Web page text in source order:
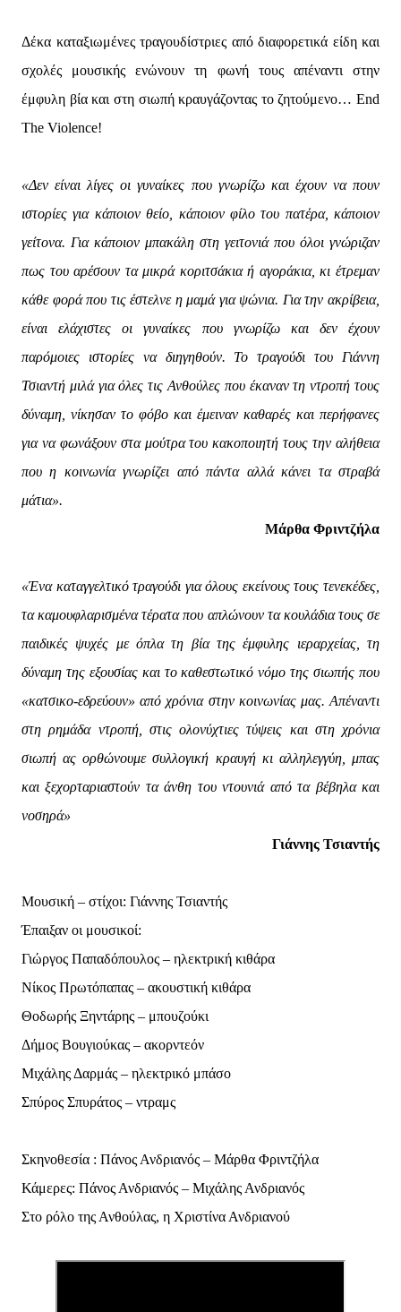
Δέκα καταξιωμένες τραγουδίστριες από διαφορετικά είδη και
σχολές μουσικής ενώνουν τη φωνή τους απέναντι στην
έμφυλη βία και στη σιωπή κραυγάζοντας το ζητούμενο… End
The Violence!
«Δεν είναι λίγες οι γυναίκες που γνωρίζω και έχουν να πουν
ιστορίες για κάποιον θείο, κάποιον φίλο του πατέρα, κάποιον
γείτονα. Για κάποιον μπακάλη στη γειτονιά που όλοι γνώριζαν
πως του αρέσουν τα μικρά κοριτσάκια ή αγοράκια, κι έτρεμαν
κάθε φορά που τις έστελνε η μαμά για ψώνια. Για την ακρίβεια,
είναι ελάχιστες οι γυναίκες που γνωρίζω και δεν έχουν
παρόμοιες ιστορίες να διηγηθούν. Το τραγούδι του Γιάννη
Τσιαντή μιλά για όλες τις Ανθούλες που έκαναν τη ντροπή τους
δύναμη, νίκησαν το φόβο και έμειναν καθαρές και περήφανες
για να φωνάξουν στα μούτρα του κακοποιητή τους την αλήθεια
που η κοινωνία γνωρίζει από πάντα αλλά κάνει τα στραβά
μάτια».
Μάρθα Φριντζήλα
«Ένα καταγγελτικό τραγούδι για όλους εκείνους τους τενεκέδες,
τα καμουφλαρισμένα τέρατα που απλώνουν τα κουλάδια τους σε
παιδικές ψυχές με όπλα τη βία της έμφυλης ιεραρχείας, τη
δύναμη της εξουσίας και το καθεστωτικό νόμο της σιωπής που
«κατσικο-εδρεύουν» από χρόνια στην κοινωνίας μας. Απέναντι
στη ρημάδα ντροπή, στις ολονύχτιες τύψεις και στη χρόνια
σιωπή ας ορθώνουμε συλλογική κραυγή κι αλληλεγγύη, μπας
και ξεχορταριαστούν τα άνθη του ντουνιά από τα βέβηλα και
νοσηρά»
Γιάννης Τσιαντής
Μουσική – στίχοι: Γιάννης Τσιαντής
Έπαιξαν οι μουσικοί:
Γιώργος Παπαδόπουλος – ηλεκτρική κιθάρα
Νίκος Πρωτόπαπας – ακουστική κιθάρα
Θοδωρής Ξηντάρης – μπουζούκι
Δήμος Βουγιούκας – ακορντεόν
Μιχάλης Δαρμάς – ηλεκτρικό μπάσο
Σπύρος Σπυράτος – ντραμς
Σκηνοθεσία : Πάνος Ανδριανός – Μάρθα Φριντζήλα
Κάμερες: Πάνος Ανδριανός – Μιχάλης Ανδριανός
Στο ρόλο της Ανθούλας, η Χριστίνα Ανδριανού